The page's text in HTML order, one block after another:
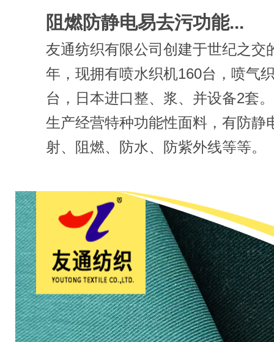
阻燃防静电易去污功能...
友通纺织有限公司创建于世纪之交
年，现拥有喷水织机160台，喷气
台，日本进口整、浆、并设备2套
生产经营特种功能性面料，有防静
射、阻燃、防水、防紫外线等等。